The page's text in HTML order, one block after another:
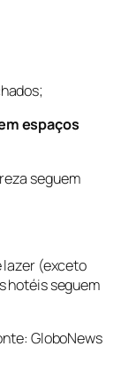
espaços
seguem
lazer (exceto
hotéis seguem
GloboNews